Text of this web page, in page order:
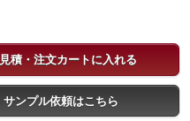
見積・注文カートに入れる
サンプル依頼はこちら